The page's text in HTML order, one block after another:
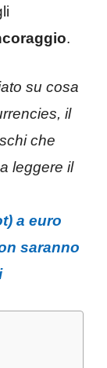
.
su cosa
il
che
leggere il
a euro
saranno